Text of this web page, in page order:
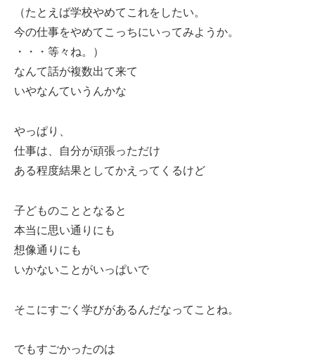
（たとえば学校やめてこれをしたい。
今の仕事をやめてこっちにいってみようか。
・・・等々ね。）
なんて話が複数出て来て
いやなんていうんかな
やっぱり、
仕事は、自分が頑張っただけ
ある程度結果としてかえってくるけど
子どものこととなると
本当に思い通りにも
想像通りにも
いかないことがいっぱいで
そこにすごく学びがあるんだなってことね。
でもすごかったのは